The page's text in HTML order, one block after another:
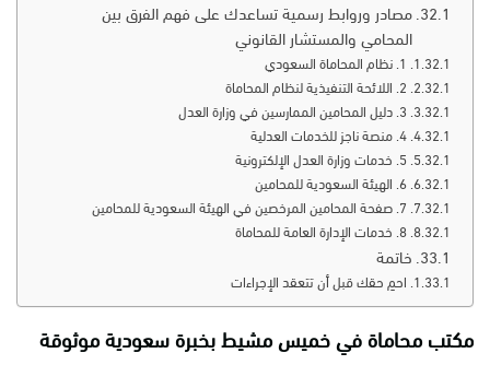
مصادر وروابط رسمية تساعدك على فهم الفرق بين
المحامي والمستشار القانوني
1. نظام المحاماة السعودي
2. اللائحة التنفيذية لنظام المحاماة
3. دليل المحامين الممارسين في وزارة العدل
4. منصة ناجز للخدمات العدلية
5. خدمات وزارة العدل الإلكترونية
6. الهيئة السعودية للمحامين
7. صفحة المحامين المرخصين في الهيئة السعودية للمحامين
8. خدمات الإدارة العامة للمحاماة
خاتمة
احمِ حقك قبل أن تتعقد الإجراءات
مكتب محاماة في خميس مشيط بخبرة سعودية موثوقة